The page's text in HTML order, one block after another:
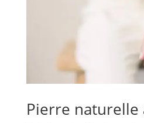
Pierre